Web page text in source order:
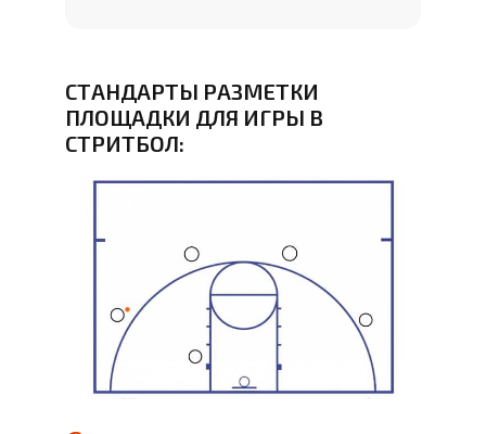
СТАНДАРТЫ РАЗМЕТКИ
ПЛОЩАДКИ ДЛЯ ИГРЫ В
СТРИТБОЛ: